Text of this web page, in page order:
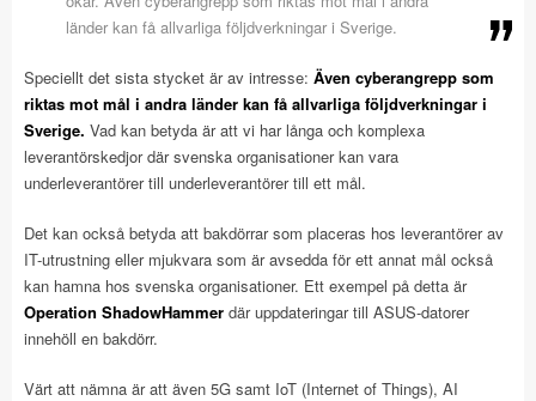
länder kan få allvarliga följdverkningar i Sverige.
Speciellt det sista stycket är av intresse: Även cyberangrepp som
riktas mot mål i andra länder kan få allvarliga följdverkningar i
Sverige. Vad kan betyda är att vi har långa och komplexa
leverantörskedjor där svenska organisationer kan vara
underleverantörer till underleverantörer till ett mål.
Det kan också betyda att bakdörrar som placeras hos leverantörer av
IT-utrustning eller mjukvara som är avsedda för ett annat mål också
kan hamna hos svenska organisationer. Ett exempel på detta är
Operation ShadowHammer där uppdateringar till ASUS-datorer
innehöll en bakdörr.
Värt att nämna är att även 5G samt IoT (Internet of Things), AI